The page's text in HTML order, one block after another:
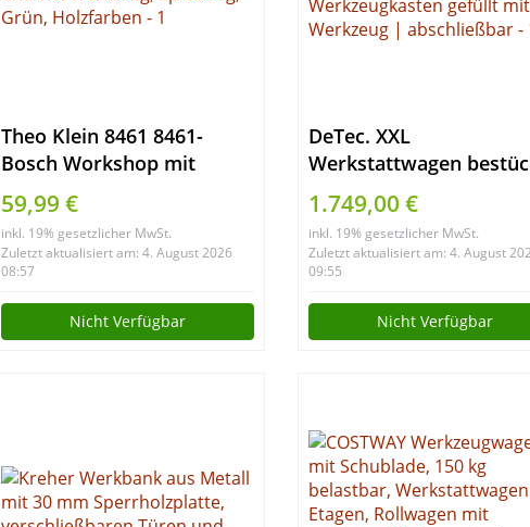
Theo Klein 8461 8461-
Bosch Workshop mit
extragroßer Arbeitsplatte
Holzimitatation und viel
Werkzeug, Spielzeug,
Grün, Holzfarben
59,99 €
inkl. 19% gesetzlicher MwSt.
Zuletzt aktualisiert am: 4. August 2026
08:57
Nicht Verfügbar
DeTec. XXL
Werkstattwagen
| Premium-Line
Werkzeugwagen 13
Schubladen 11 gefüllt |
KFZ Werkzeugkasten
gefüllt mit Werkzeug |
abschließbar
1.749,00 €
inkl. 19% gesetzlicher MwSt.
Zuletzt aktualisiert am: 4. August
09:55
Nicht Verfügbar